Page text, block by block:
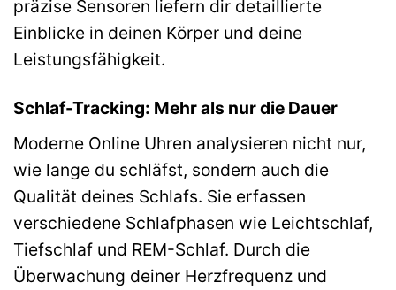
präzise Sensoren liefern dir detaillierte
Einblicke in deinen Körper und deine
Leistungsfähigkeit.
Schlaf-Tracking: Mehr als nur die Dauer
Moderne Online Uhren analysieren nicht nur,
wie lange du schläfst, sondern auch die
Qualität deines Schlafs. Sie erfassen
verschiedene Schlafphasen wie Leichtschlaf,
Tiefschlaf und REM-Schlaf. Durch die
Überwachung deiner Herzfrequenz und